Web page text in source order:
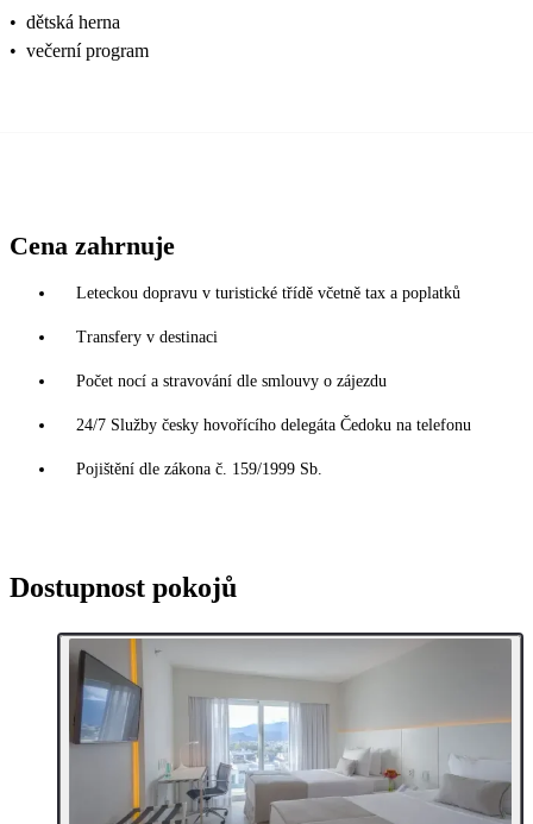
• dětská herna
• večerní program
Cena zahrnuje
Leteckou dopravu v turistické třídě včetně tax a poplatků
Transfery v destinaci
Počet nocí a stravování dle smlouvy o zájezdu
24/7 Služby česky hovořícího delegáta Čedoku na telefonu
Pojištění dle zákona č. 159/1999 Sb.
Dostupnost pokojů